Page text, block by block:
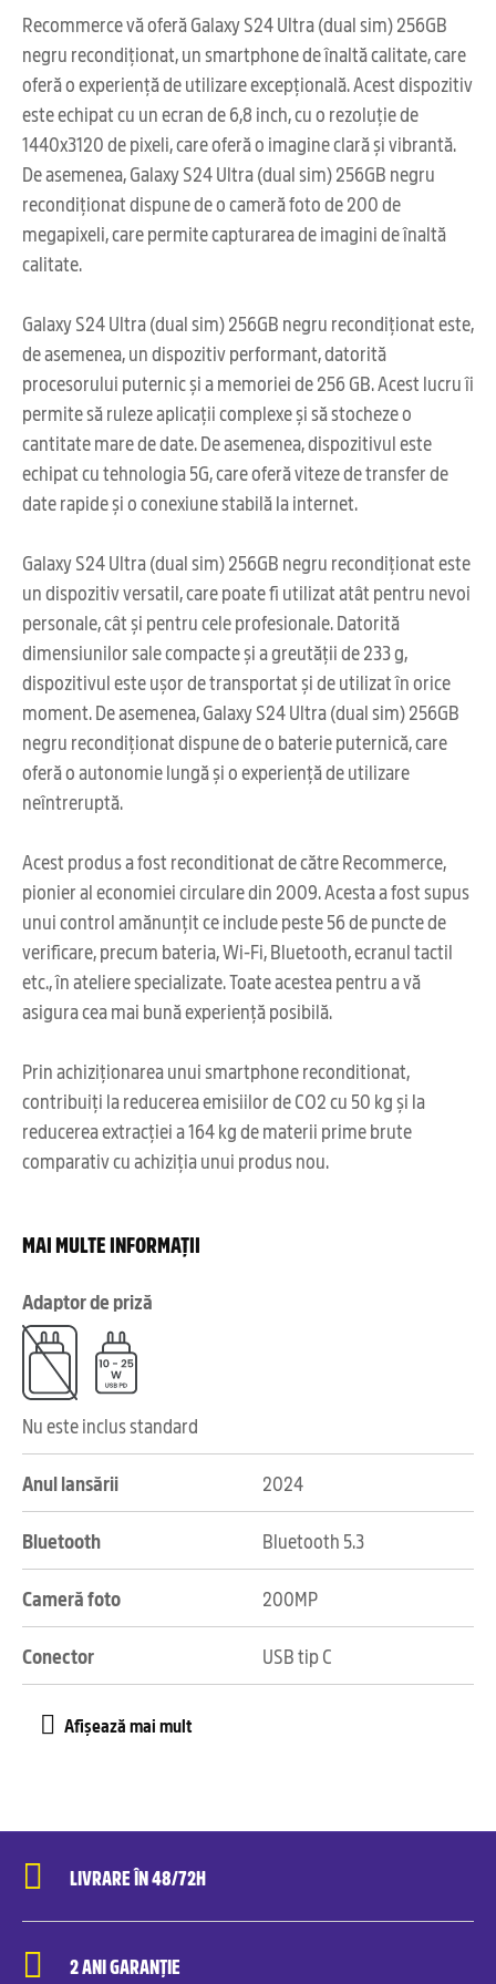
Recommerce vă oferă Galaxy S24 Ultra (dual sim) 256GB
negru recondiționat, un smartphone de înaltă calitate, care
oferă o experiență de utilizare excepțională. Acest dispozitiv
este echipat cu un ecran de 6,8 inch, cu o rezoluție de
1440x3120 de pixeli, care oferă o imagine clară și vibrantă.
De asemenea, Galaxy S24 Ultra (dual sim) 256GB negru
recondiționat dispune de o cameră foto de 200 de
megapixeli, care permite capturarea de imagini de înaltă
calitate.
Galaxy S24 Ultra (dual sim) 256GB negru recondiționat este,
de asemenea, un dispozitiv performant, datorită
procesorului puternic și a memoriei de 256 GB. Acest lucru îi
permite să ruleze aplicații complexe și să stocheze o
cantitate mare de date. De asemenea, dispozitivul este
echipat cu tehnologia 5G, care oferă viteze de transfer de
date rapide și o conexiune stabilă la internet.
Galaxy S24 Ultra (dual sim) 256GB negru recondiționat este
un dispozitiv versatil, care poate fi utilizat atât pentru nevoi
personale, cât și pentru cele profesionale. Datorită
dimensiunilor sale compacte și a greutății de 233 g,
dispozitivul este ușor de transportat și de utilizat în orice
moment. De asemenea, Galaxy S24 Ultra (dual sim) 256GB
negru recondiționat dispune de o baterie puternică, care
oferă o autonomie lungă și o experiență de utilizare
neîntreruptă.
Acest produs a fost reconditionat de către Recommerce,
pionier al economiei circulare din 2009. Acesta a fost supus
unui control amănunțit ce include peste 56 de puncte de
verificare, precum bateria, Wi-Fi, Bluetooth, ecranul tactil
etc., în ateliere specializate. Toate acestea pentru a vă
asigura cea mai bună experiență posibilă.
Prin achiziționarea unui smartphone reconditionat,
contribuiți la reducerea emisiilor de CO2 cu 50 kg și la
reducerea extracției a 164 kg de materii prime brute
comparativ cu achiziția unui produs nou.
MAI MULTE INFORMAȚII
Adaptor de priză
Nu este inclus standard
Anul lansării 2024
Bluetooth Bluetooth 5.3
Cameră foto 200MP
Conector USB tip C
LIVRARE ÎN 48/72H
2 ANI GARANȚIE